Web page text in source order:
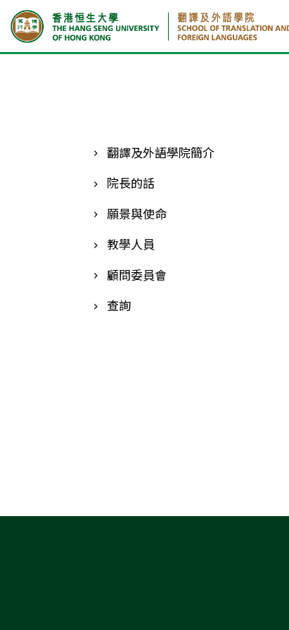
翻譯及外語學院簡介
院長的話
願景與使命
教學人員
顧問委員會
查詢